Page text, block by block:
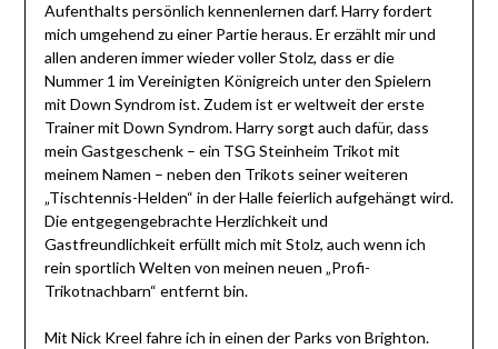
Aufenthalts persönlich kennenlernen darf. Harry fordert
mich umgehend zu einer Partie heraus. Er erzählt mir und
allen anderen immer wieder voller Stolz, dass er die
Nummer 1 im Vereinigten Königreich unter den Spielern
mit Down Syndrom ist. Zudem ist er weltweit der erste
Trainer mit Down Syndrom. Harry sorgt auch dafür, dass
mein Gastgeschenk – ein TSG Steinheim Trikot mit
meinem Namen – neben den Trikots seiner weiteren
„Tischtennis-Helden“ in der Halle feierlich aufgehängt wird.
Die entgegengebrachte Herzlichkeit und
Gastfreundlichkeit erfüllt mich mit Stolz, auch wenn ich
rein sportlich Welten von meinen neuen „Profi-
Trikotnachbarn“ entfernt bin.
Mit Nick Kreel fahre ich in einen der Parks von Brighton.